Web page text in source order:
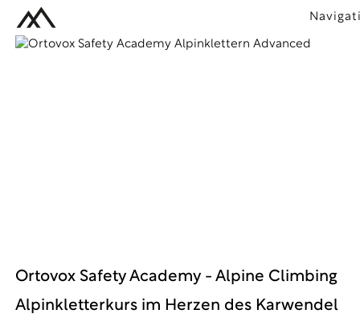
Ortovox Safety Academy - Alpine Climbing
Alpinkletterkurs im Herzen des Karwendel